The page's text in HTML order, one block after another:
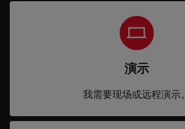
演示
我需要现场或远程演示。